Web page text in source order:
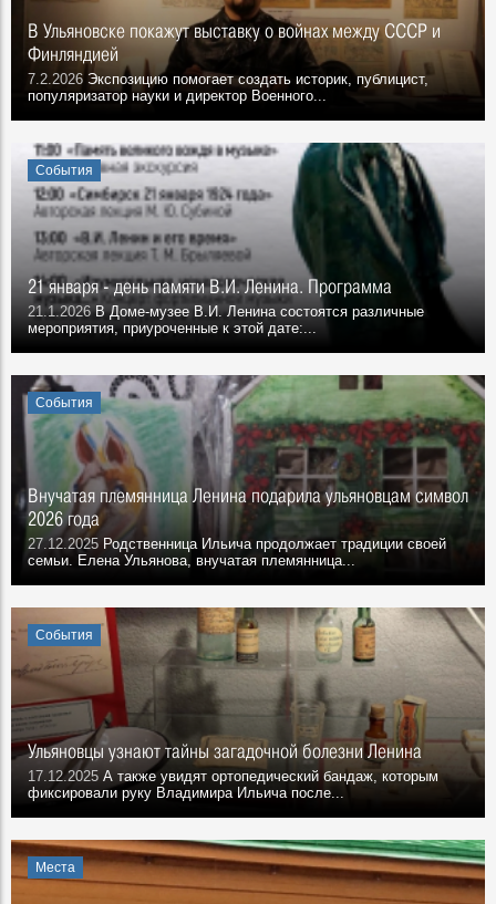
В Ульяновске покажут выставку о войнах между СССР и
Финляндией
7.2.2026 Экспозицию помогает создать историк, публицист,
популяризатор науки и директор Военного...
События
21 января - день памяти В.И. Ленина. Программа
21.1.2026В Доме-музее В.И. Ленина состоятся различные
мероприятия, приуроченные к этой дате:...
События
Внучатая племянница Ленина подарила ульяновцам символ
2026 года
27.12.2025 Родственница Ильича продолжает традиции своей
семьи. Елена Ульянова, внучатая племянница...
События
Ульяновцы узнают тайны загадочной болезни Ленина
17.12.2025 А также увидят ортопедический бандаж, которым
фиксировали руку Владимира Ильича после...
Места